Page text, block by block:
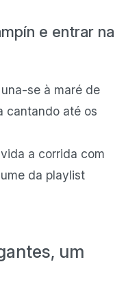
e entrar na
se à maré de
cantando até os
a corrida com
da playlist
um